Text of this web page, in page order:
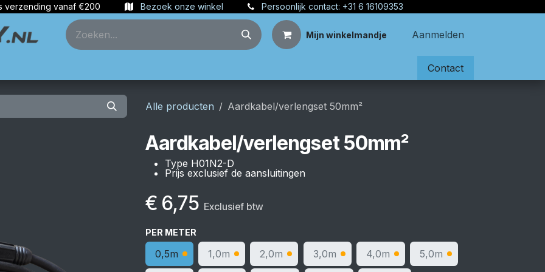
verzending vanaf €200 Bezoek onze winkel Persoonlijk contact: +31 6 16109353
Mijn winkelmandje Aanmelden
Contact
Alle producten Aardkabel/verlengset 50mm²
Aardkabel/verlengset 50mm²
Type H01N2-D
Prijs exclusief de aansluitingen
€ 6,75 Exclusief btw
PER METER
0,5m 1,0m 2,0m 3,0m 4,0m 5,0m